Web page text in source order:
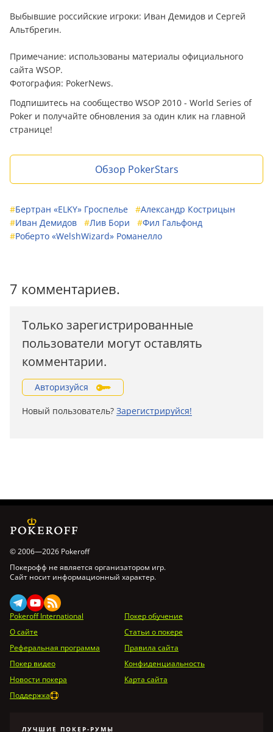
Выбывшие российские игроки: Иван Демидов и Сергей
Альтбрегин.
Примечание: использованы материалы официального
сайта WSOP.
Фотография: PokerNews.
Подпишитесь на сообщество WSOP 2010 - World Series of
Poker и получайте обновления за один клик на главной
странице!
Обзор PokerStars
#Бертран «ELKY» Гроспелье #Александр Кострицын
#Иван Демидов #Лив Бори #Фил Гальфонд
#Роберто «WelshWizard» Романелло
7 комментариев.
Только зарегистрированные
пользователи могут оставлять
комментарии.
Авторизуйся
Новый пользователь? Зарегистрируйся!
© 2006—2026 Pokeroff
Покерофф не является организатором игр.
Сайт носит информационный характер.
Pokeroff International
Покер обучение
О сайте
Статьи о покере
Реферальная программа
Правила сайта
Покер видео
Конфиденциальность
Новости покера
Карта сайта
Поддержка
ЛУЧШИЕ ПОКЕР-РУМЫ